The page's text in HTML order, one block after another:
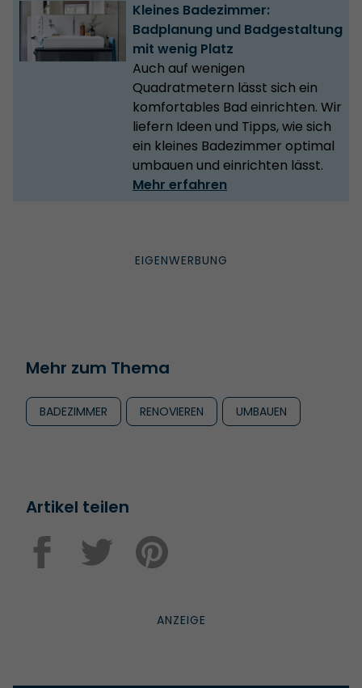
Kleines Badezimmer:
Badplanung und Badgestaltung
mit wenig Platz
Auch auf wenigen
Quadratmetern lässt sich ein
komfortables Bad einrichten. Wir
liefern Ideen und Tipps, wie sich
ein kleines Badezimmer optimal
umbauen und einrichten lässt.
Mehr erfahren
Mehr zum Thema
BADEZIMMER RENOVIEREN UMBAUEN
Artikel teilen